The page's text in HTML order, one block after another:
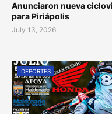
Anunciaron nueva
para Piriápolis
July 13, 2026
DEPORTES